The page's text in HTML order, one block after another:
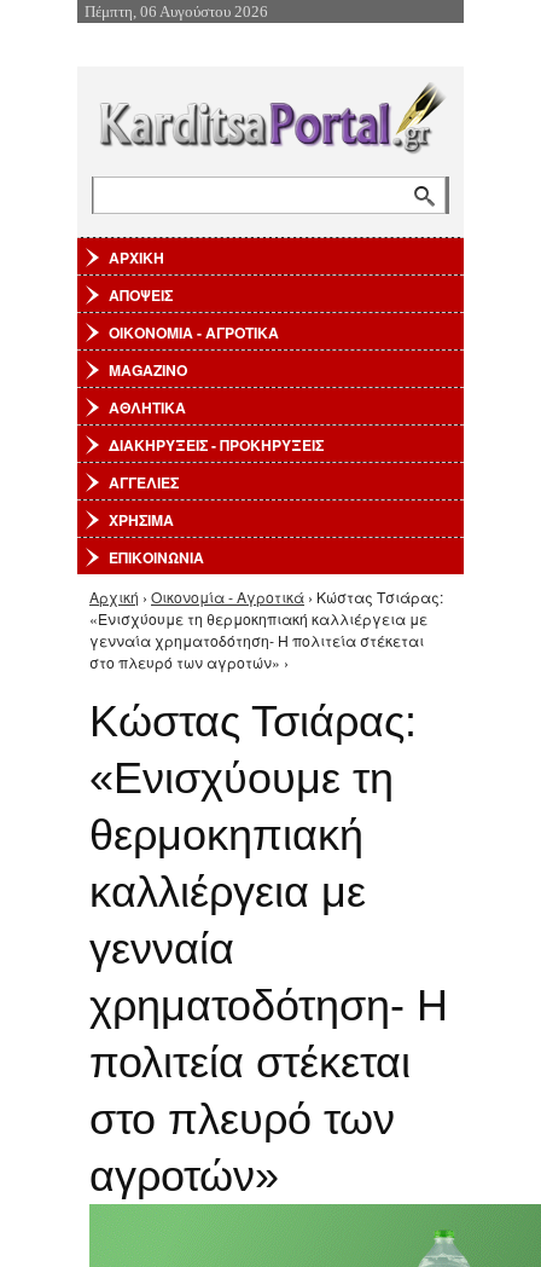
Επιστροφή στην Πλοήγηση
Πέμπτη, 06 Αυγούστου 2026
ΑΡΧΙΚΗ
ΑΠΟΨΕΙΣ
ΟΙΚΟΝΟΜΙΑ - ΑΓΡΟΤΙΚΑ
MAGAZINO
ΑΘΛΗΤΙΚΑ
ΔΙΑΚΗΡΥΞΕΙΣ - ΠΡΟΚΗΡΥΞΕΙΣ
ΑΓΓΕΛΙΕΣ
ΧΡΗΣΙΜΑ
ΕΠΙΚΟΙΝΩΝΙΑ
Είστε εδώ
Αρχική › Οικονομία - Αγροτικά › Κώστας Τσιάρας:
«Ενισχύουμε τη θερμοκηπιακή καλλιέργεια με
γενναία χρηματοδότηση- Η πολιτεία στέκεται
στο πλευρό των αγροτών» ›
Κώστας Τσιάρας:
«Ενισχύουμε τη
θερμοκηπιακή
καλλιέργεια με
γενναία
χρηματοδότηση- Η
πολιτεία στέκεται
στο πλευρό των
αγροτών»